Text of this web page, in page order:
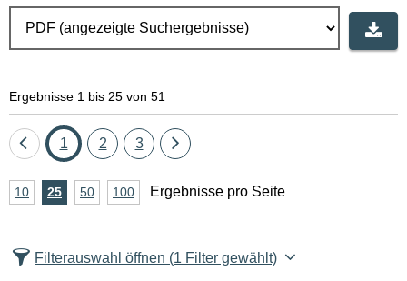
Ergebnisse 1 bis 25 von 51
Eine
zurück
Seite
1 Seite
2 Seite
3
Eine
vor
A
z
10Ergebnisse
25Ergebnisse
50Ergebnisse
100Ergebnisse
Ergebnisse pro Seite
Filterauswahl öffnen (1 Filter gewählt)